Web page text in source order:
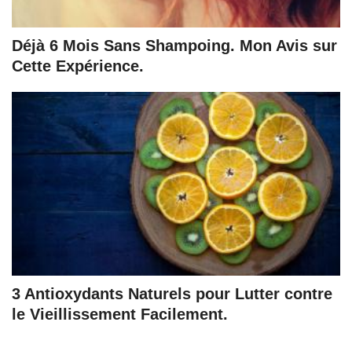
Déjà 6 Mois Sans Shampoing. Mon Avis sur
Cette Expérience.
3 Antioxydants Naturels pour Lutter contre
le Vieillissement Facilement.